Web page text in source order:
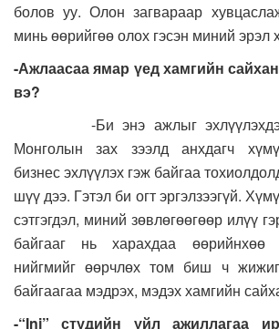
болов уу. Олон загвараар
минь өөрийгөө олох гэсэн миний эрэл
-Ажлаасаа ямар үед хамгийн
вэ?
-Би энэ ажлыг эхлүүлэхдээ ч
Монголын зах зээлд анхдагч
бизнес эхлүүлэх гэж байгаа
шүү дээ. Гэтэл би огт эргэлзээгүй.
сэтгэгдэл, миний зөвлөгөөгөөр илүү
байгааг нь харахдаа өөрийнхөө
нийгмийг өөрчлөх том биш ч
байгаагаа мэдрэх, мэдэх хамгийн
-“Inj” студийн үйл ажиллагаа